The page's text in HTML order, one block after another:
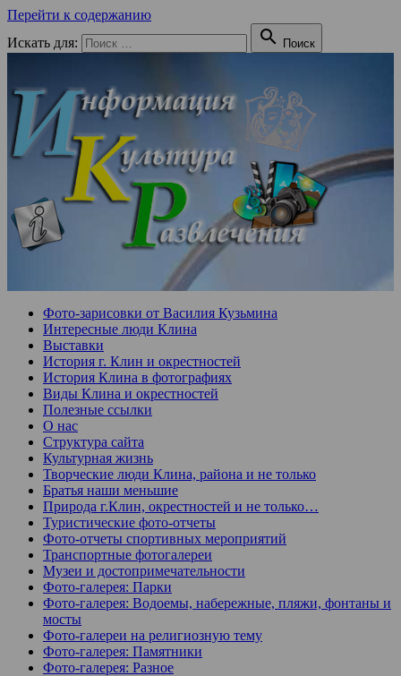
Перейти к содержанию
Искать для:
 Поиск
Фото-зарисовки от Василия Кузьмина
Интересные люди Клина
Выставки
История г. Клин и окрестностей
История Клина в фотографиях
Виды Клина и окрестностей
Полезные ссылки
О нас
Структура сайта
Культурная жизнь
Творческие люди Клина, района и не только
Братья наши меньшие
Природа г.Клин, окрестностей и не только…
Туристические фото-отчеты
Фото-отчеты спортивных мероприятий
Транспортные фотогалереи
Музеи и достопримечательности
Фото-галерея: Парки
Фото-галерея: Водоемы, набережные, пляжи, фонтаны и
мосты
Фото-галереи на религиозную тему
Фото-галерея: Памятники
Фото-галерея: Разное